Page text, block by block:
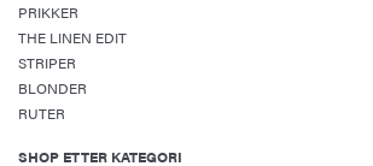
PRIKKER
THE LINEN EDIT
STRIPER
BLONDER
RUTER
SHOP ETTER KATEGORI